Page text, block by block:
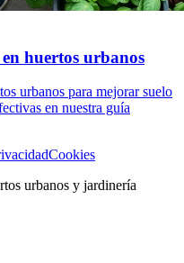
huertos urbanos
urbanos para mejorar suelo
en nuestra guía
Cookies
urbanos y jardinería